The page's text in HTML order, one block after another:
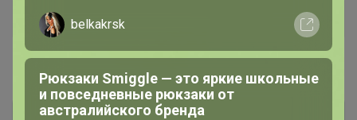
Дополнительная информация
Комментарии
belkakrsk
Рюкзаки Smiggle — это яркие школьные
и повседневные рюкзаки от
австралийского бренда